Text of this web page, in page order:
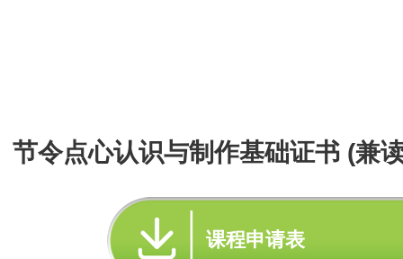
节令点心认识与制作基础证书 (兼
课程申请表